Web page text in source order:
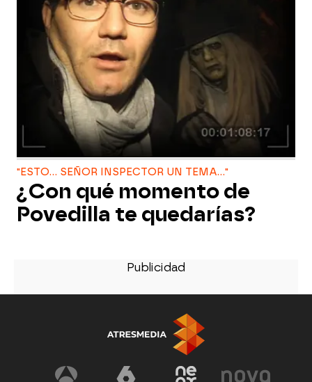
"ESTO... SEÑOR INSPECTOR UN TEMA..."
¿Con qué momento de
Povedilla te quedarías?